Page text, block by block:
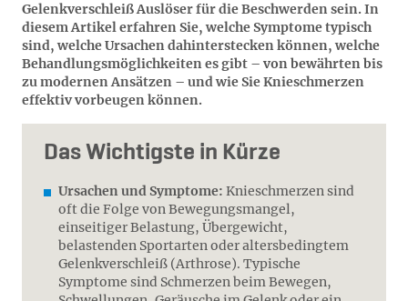
Gelenkverschleiß Auslöser für die Beschwerden sein. In
diesem Artikel erfahren Sie, welche Symptome typisch
sind, welche Ursachen dahinterstecken können, welche
Behandlungsmöglichkeiten es gibt – von bewährten bis
zu modernen Ansätzen – und wie Sie Knieschmerzen
effektiv vorbeugen können.
Das Wichtigste in Kürze
Ursachen und Symptome: Knieschmerzen sind
oft die Folge von Bewegungsmangel,
einseitiger Belastung, Übergewicht,
belastenden Sportarten oder altersbedingtem
Gelenkverschleiß (Arthrose). Typische
Symptome sind Schmerzen beim Bewegen,